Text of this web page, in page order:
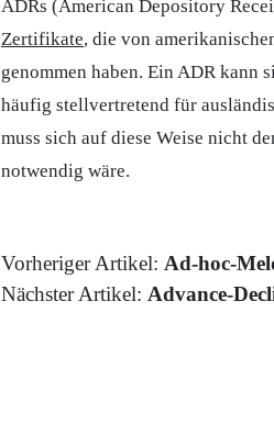
ADRs (American Depository
Zertifikate, die von
genommen haben. Ein ADR kann
häufig stellvertretend für
muss sich auf diese Weise nicht
notwendig wäre.
Vorheriger Artikel: Ad-hoc-
Nächster Artikel: Advance-